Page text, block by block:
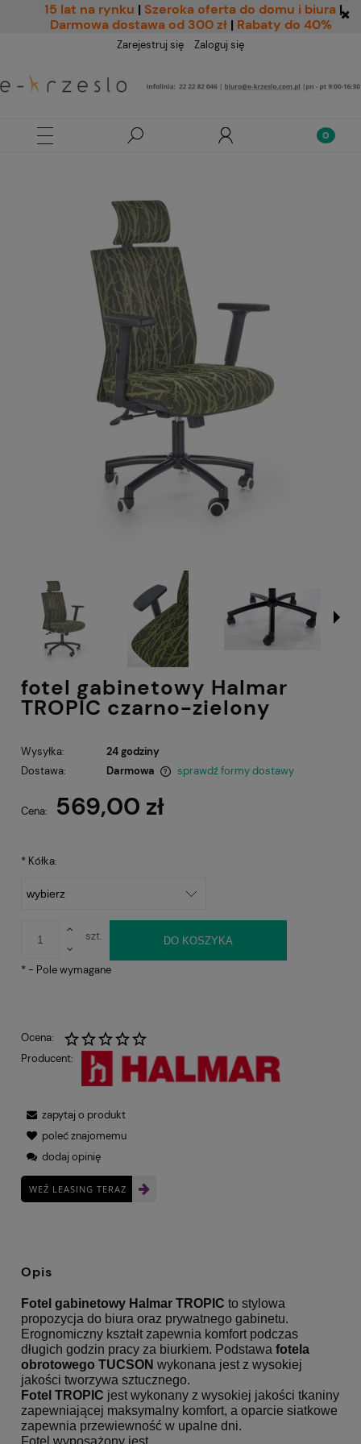
15 lat na rynku | Szeroka oferta do domu i biura |
Darmowa dostawa od 300 zł | Rabaty do 40%
Zarejestruj się Zaloguj się
fotel gabinetowy Halmar
TROPIC czarno-zielony
Wysyłka:
24 godziny
Dostawa:
Darmowa
sprawdź formy dostawy
Cena: 569,00 zł
* Kółka:
szt. DO KOSZYKA
*- Pole wymagane
Ocena:
Producent:
zapytaj o produkt
poleć znajomemu
dodaj opinię
WEŹ LEASING TERAZ
Opis
Fotel gabinetowy Halmar TROPIC to stylowa
propozycja do biura oraz prywatnego gabinetu.
Erognomiczny kształt zapewnia komfort podczas
długich godzin pracy za biurkiem. Podstawa fotela
obrotowego TUCSON wykonana jest z wysokiej
jakości tworzywa sztucznego.
Fotel TROPIC jest wykonany z wysokiej jakości tkaniny
zapewniającej maksymalny komfort, a oparcie siatkowe
zapewnia przewiewność w upalne dni.
Fotel wyposażony jest